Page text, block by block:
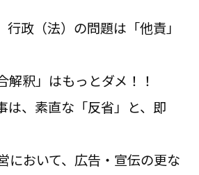
行政（法）の問題は「他責」
解釈」はもっとダメ！！
は、素直な「反省」と、即
において、広告・宣伝の更な